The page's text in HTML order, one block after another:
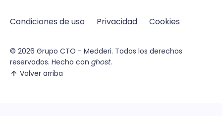
Condiciones de uso Privacidad Cookies
© 2026 Grupo CTO - Medderi. Todos los derechos
reservados. Hecho con ghost.
Volver arriba